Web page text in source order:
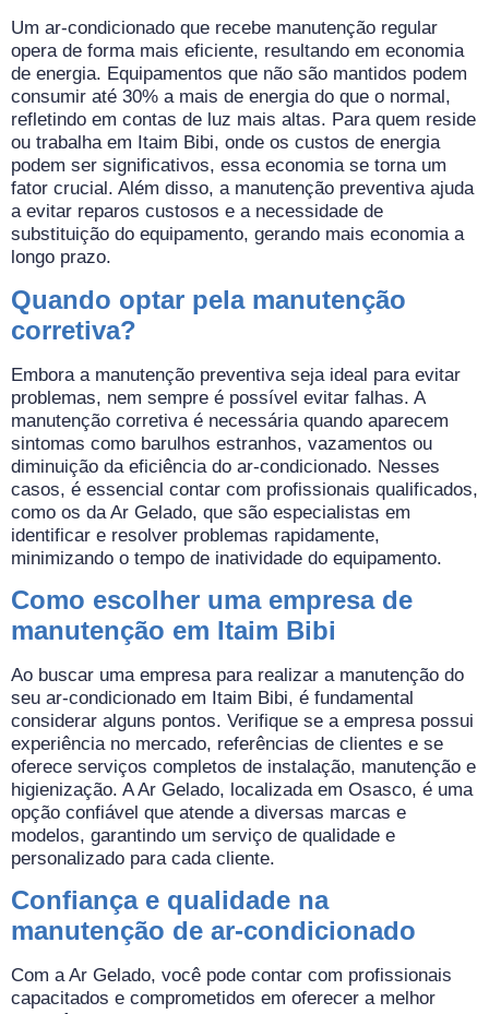
Um ar-condicionado que recebe manutenção regular
opera de forma mais eficiente, resultando em economia
de energia. Equipamentos que não são mantidos podem
consumir até 30% a mais de energia do que o normal,
refletindo em contas de luz mais altas. Para quem reside
ou trabalha em Itaim Bibi, onde os custos de energia
podem ser significativos, essa economia se torna um
fator crucial. Além disso, a manutenção preventiva ajuda
a evitar reparos custosos e a necessidade de
substituição do equipamento, gerando mais economia a
longo prazo.
Quando optar pela manutenção
corretiva?
Embora a manutenção preventiva seja ideal para evitar
problemas, nem sempre é possível evitar falhas. A
manutenção corretiva é necessária quando aparecem
sintomas como barulhos estranhos, vazamentos ou
diminuição da eficiência do ar-condicionado. Nesses
casos, é essencial contar com profissionais qualificados,
como os da Ar Gelado, que são especialistas em
identificar e resolver problemas rapidamente,
minimizando o tempo de inatividade do equipamento.
Como escolher uma empresa de
manutenção em Itaim Bibi
Ao buscar uma empresa para realizar a manutenção do
seu ar-condicionado em Itaim Bibi, é fundamental
considerar alguns pontos. Verifique se a empresa possui
experiência no mercado, referências de clientes e se
oferece serviços completos de instalação, manutenção e
higienização. A Ar Gelado, localizada em Osasco, é uma
opção confiável que atende a diversas marcas e
modelos, garantindo um serviço de qualidade e
personalizado para cada cliente.
Confiança e qualidade na
manutenção de ar-condicionado
Com a Ar Gelado, você pode contar com profissionais
capacitados e comprometidos em oferecer a melhor